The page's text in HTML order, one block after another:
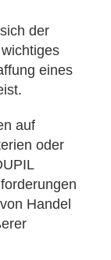
der
eines
auf
oder
Handel